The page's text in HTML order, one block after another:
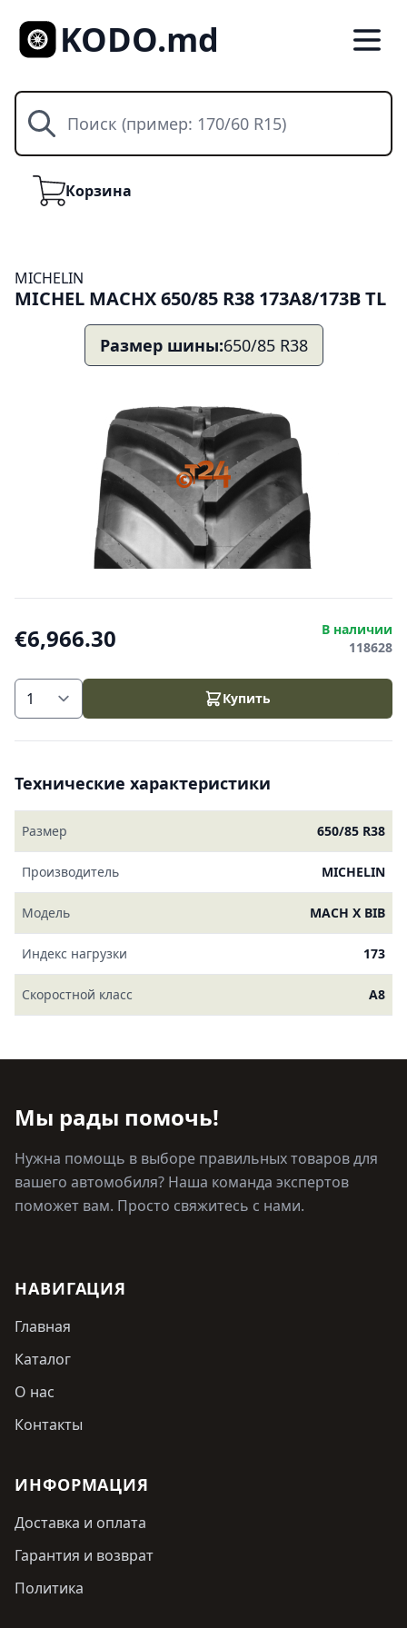
KODO.md
Поиск
КорзинаКорзина
MICHELIN
MICHEL MACHX 650/85 R38 173A8/173B TL
Размер шины:650/85 R38
€6,966.30
В наличии
118628
Купить
Технические характеристики
Размер 650/85 R38
Производитель MICHELIN
Модель MACH X BIB
Индекс нагрузки 173
Скоростной класс A8
Мы рады помочь!
Нужна помощь в выборе правильных товаров для
вашего автомобиля? Наша команда экспертов
поможет вам. Просто свяжитесь с нами.
НАВИГАЦИЯ
Главная
Каталог
О нас
Контакты
ИНФОРМАЦИЯ
Доставка и оплата
Гарантия и возврат
Политика